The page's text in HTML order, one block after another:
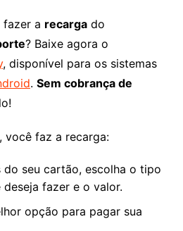
fazer a recargado
? Baixe agora o
, disponível para os sistemas
. Sem cobrança de
você faz a recarga:
do seu cartão, escolha o tipo
fazer e o valor.
opção para pagar sua